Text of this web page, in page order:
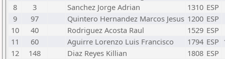
8
3 Sanchez Jorge Adrian 1310 ESP
9
97 Quintero Hernandez Marcos Jesus 1200 ESP
10
40 Rodriguez Acosta Raul 1529 ESP
11
60 Aguirre Lorenzo Luis Francisco 1794 ESP
12
148 Diaz Reyes Killian 1808 ESP